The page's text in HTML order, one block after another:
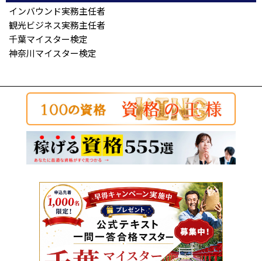
インバウンド実務主任者
観光ビジネス実務主任者
千葉マイスター検定
神奈川マイスター検定